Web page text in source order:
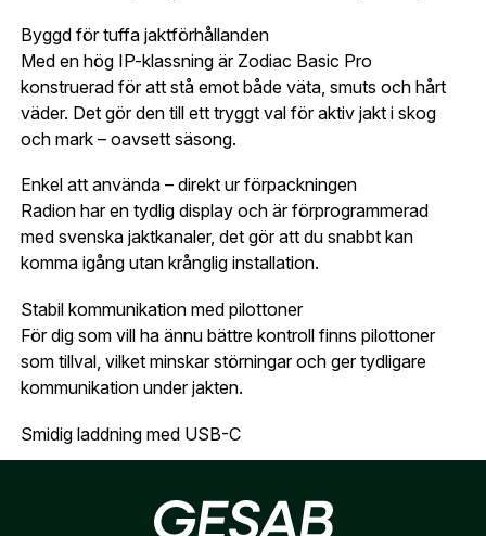
Byggd för tuffa jaktförhållanden
Med en hög IP-klassning är Zodiac Basic Pro
konstruerad för att stå emot både väta, smuts och hårt
väder. Det gör den till ett tryggt val för aktiv jakt i skog
och mark – oavsett säsong.
Enkel att använda – direkt ur förpackningen
Radion har en tydlig display och är förprogrammerad
med svenska jaktkanaler, det gör att du snabbt kan
komma igång utan krånglig installation.
Stabil kommunikation med pilottoner
För dig som vill ha ännu bättre kontroll finns pilottoner
som tillval, vilket minskar störningar och ger tydligare
kommunikation under jakten.
Smidig laddning med USB-C
Ladda direkt i radion via USB-C
Skapa konto och handla enklare
Är du företag eller förening?
konto hos oss får du snabbare utcheckning,
översikt över dina beställningar och sparade
uppgifter.
oss så hjälper vi dig att skapa ett konto.
Skapa konto
Ort:*
Telefon:*
Land:*
E-post:* (kommer bli ditt användarnamn)
Jag godkänner att mina personuppgifter behandlas enligt
personuppgiftspolicy.
Jag godkänner att mina uppgifter sparas enligt
integritetspolicyn